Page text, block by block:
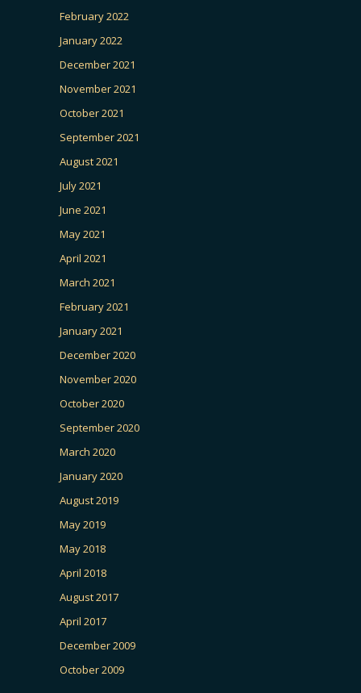
February 2022
January 2022
December 2021
November 2021
October 2021
September 2021
August 2021
July 2021
June 2021
May 2021
April 2021
March 2021
February 2021
January 2021
December 2020
November 2020
October 2020
September 2020
March 2020
January 2020
August 2019
May 2019
May 2018
April 2018
August 2017
April 2017
December 2009
October 2009